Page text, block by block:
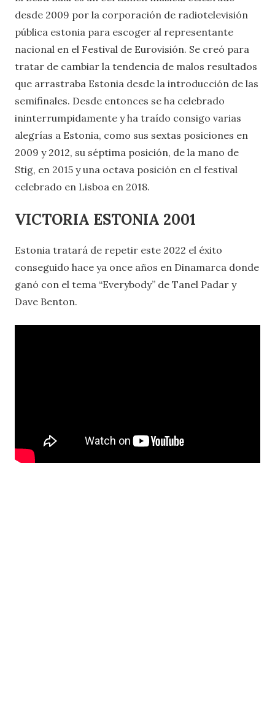
desde 2009 por la corporación de radiotelevisión
pública estonia para escoger al representante
nacional en el Festival de Eurovisión. Se creó para
tratar de cambiar la tendencia de malos resultados
que arrastraba Estonia desde la introducción de las
semifinales. Desde entonces se ha celebrado
ininterrumpidamente y ha traído consigo varias
alegrías a Estonia, como sus sextas posiciones en
2009 y 2012, su séptima posición, de la mano de
Stig, en 2015 y una octava posición en el festival
celebrado en Lisboa en 2018.
VICTORIA ESTONIA 2001
Estonia tratará de repetir este 2022 el éxito
conseguido hace ya once años en Dinamarca donde
ganó con el tema “Everybody” de Tanel Padar y
Dave Benton.